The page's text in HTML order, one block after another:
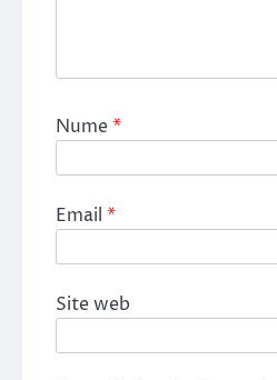
Nume*
Email *
Site web